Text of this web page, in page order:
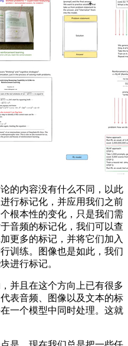
内容没有什么不同，以此
行标记化，并应用我们之前
根本性的变化，只是我们需
音频的标记化，我们可以查
更多的标记，并将它们加入
训练。图像也是如此，我们
进行标记。
且在这个方向上已有很多
表音频、图像以及文本的标
一个模型中同时处理。这就